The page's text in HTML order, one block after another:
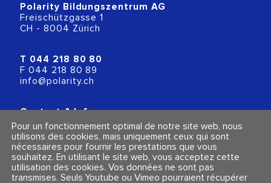
Polarity Bildungszentrum AG
Freischützgasse 1
CH - 8004 Zürich
T 044 218 80 80
F 044 218 80 89
info@polarity.ch
Contact & Info
Conditions générales
Mentions légales et politique de confidentialité
Suivez-nous
Pour un fonctionnement optimal de notre site web, nous
utilisons des cookies, mais uniquement ceux qui sont
nécessaires pour fournir les prestations que vous
souhaitez. En utilisant le site web, vous acceptez cette
utilisation des cookies. Vos données ne sont pas
transmises. Seuls Youtube ou Vimeo pourraient récupérer